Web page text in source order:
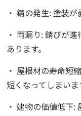
・ 錆の発生: 塗装が
・ 雨漏り: 錆びが
あります。
・ 屋根材の寿命短
短くなってしまいま
・ 建物の価値低下